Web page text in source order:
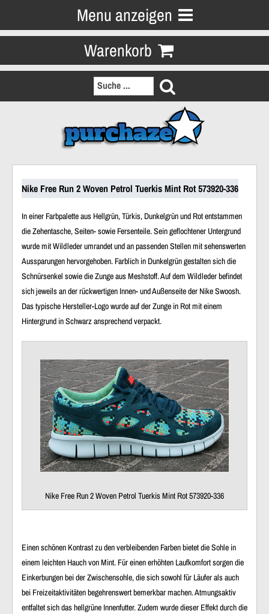
Menu anzeigen
Warenkorb
Nike Free Run 2 Woven Petrol Tuerkis Mint Rot 573920-336
In einer Farbpalette aus Hellgrün, Türkis, Dunkelgrün und Rot entstammen
dieZehentasche,Seiten-sowie Fersenteile. Sein geflochtener Untergrund
wurde mitWildlederumrandet und an passenden Stellen mit sehenswerten
Aussparungen hervorgehoben. Farblich in Dunkelgrün gestalten sich die
Schnürsenkel sowie dieZunge aus Meshstoff. Auf dem Wildlederbefindet
sich jeweils an derrückwertigen Innen- und Außenseiteder Nike Swoosh.
Dastypische Hersteller-Logowurde auf derZunge in Rot mit einem
Hintergrund in Schwarz ansprechend verpackt.
Nike Free Run 2 Woven Petrol Tuerkis Mint Rot 573920-336
Einen schönen Kontrast zu den verbleibenden Farben bietet dieSohle in
einem leichten Hauch von Mint. Für einenerhöhten Laufkomfortsorgen die
Einkerbungenbei derZwischensohle, die sich sowohl für Läufer als auch
bei Freizeitaktivitäten begehrenswert bemerkbar machen.Atmungsaktiv
entfaltet sich dashellgrüne Innenfutter. Zudem wurde dieser Effekt durch die